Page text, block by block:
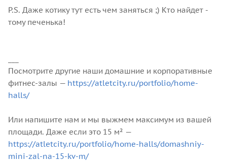
P.S. Даже котику тут есть чем заняться ;) Кто найдет -
тому печенька!
Посмотрите другие наши домашние и корпоративные
фитнес-залы — https://atletcity.ru/portfolio/home-
halls/
Или напишите нам и мы выжмем максимум из вашей
площади. Даже если это 15 м² —
https://atletcity.ru/portfolio/home-halls/domashniy-
mini-zal-na-15-kv-m/